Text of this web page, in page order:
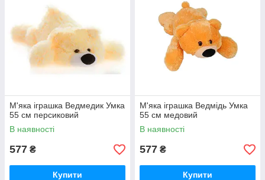
М'яка іграшка Ведмедик Умка
55 см персиковий
В наявності
577 ₴
Купити
М'яка іграшка Ведмідь Умка
55 см медовий
В наявності
577 ₴
Купити